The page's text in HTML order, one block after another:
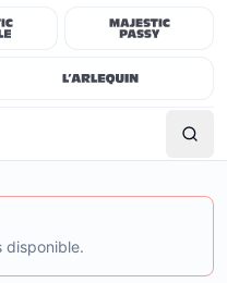
disponible.